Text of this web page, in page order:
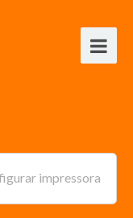
impressora